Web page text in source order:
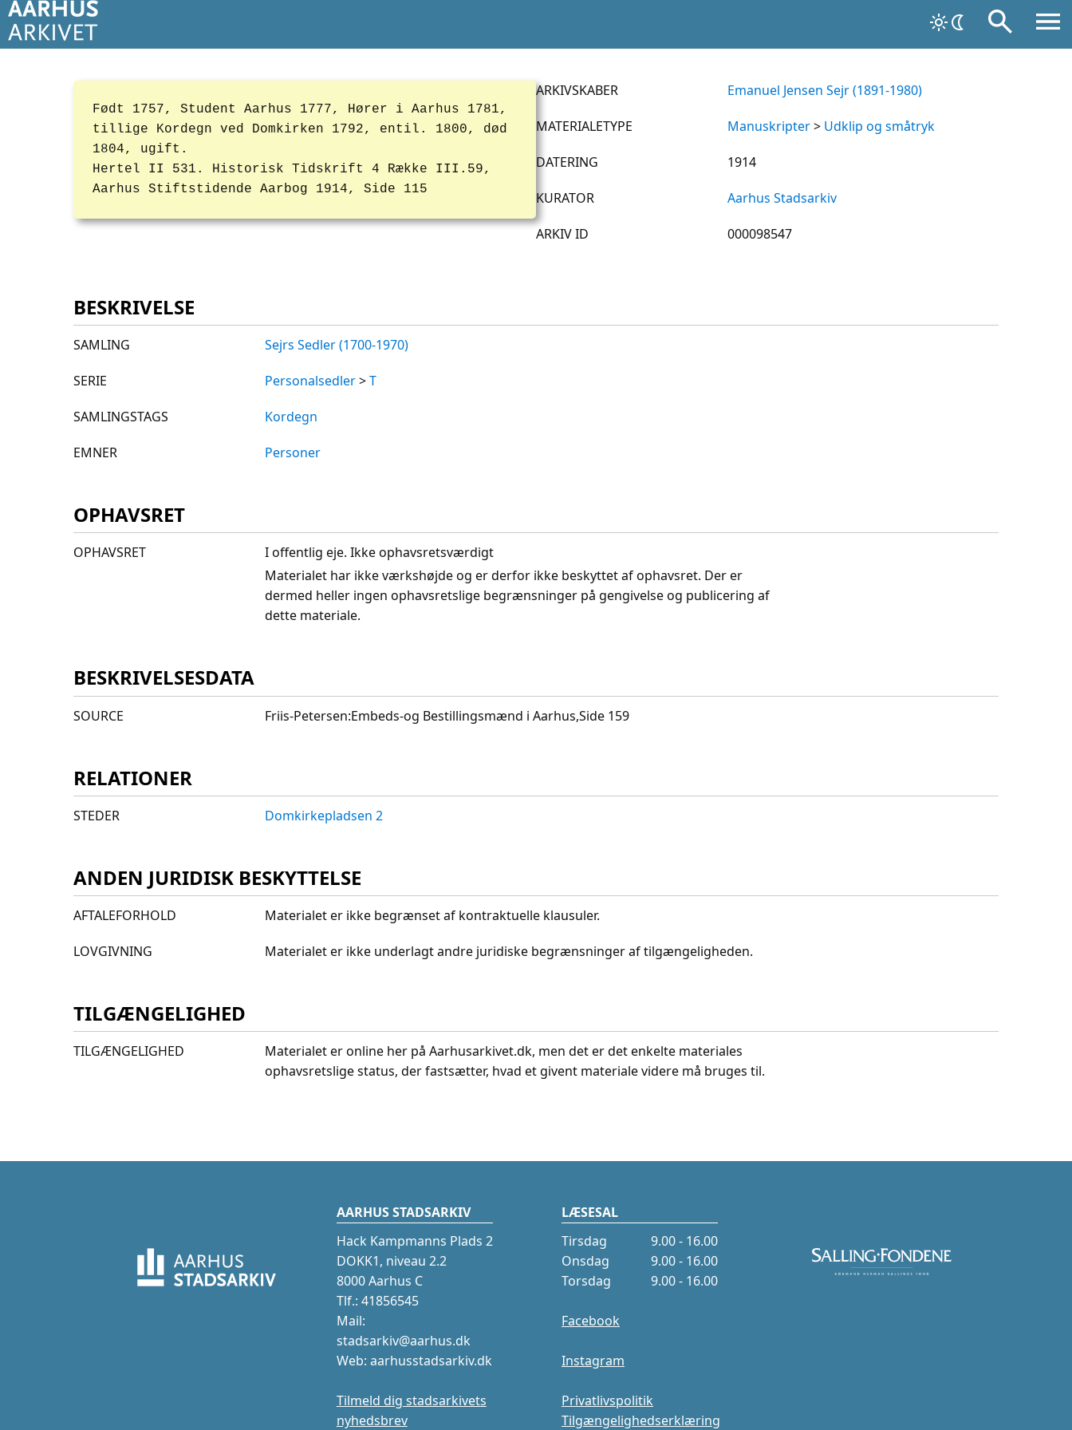
Født 1757, Student Aarhus 1777, Hører i Aarhus 1781,
tillige Kordegn ved Domkirken 1792, entil. 1800, død
1804, ugift.
Hertel II 531. Historisk Tidskrift 4 Række III.59,
Aarhus Stiftstidende Aarbog 1914, Side 115
ARKIVSKABER Emanuel Jensen Sejr (1891-1980)
MATERIALETYPE Manuskripter> Udklip og småtryk
DATERING 1914
KURATOR Aarhus Stadsarkiv
ARKIV ID 000098547
BESKRIVELSE
SAMLING Sejrs Sedler (1700-1970)
SERIE Personalsedler>T
SAMLINGSTAGS Kordegn
EMNER Personer
OPHAVSRET
OPHAVSRET
I offentlig eje. Ikke ophavsretsværdigt
Materialet har ikke værkshøjde og er derfor ikke beskyttet af ophavsret. Der er
dermed heller ingen ophavsretslige begrænsninger på gengivelse og publicering af
dette materiale.
BESKRIVELSESDATA
SOURCE Friis-Petersen:Embeds-og Bestillingsmænd i Aarhus,Side 159
RELATIONER
STEDER Domkirkepladsen 2
ANDEN JURIDISK BESKYTTELSE
AFTALEFORHOLD Materialet er ikke begrænset af kontraktuelle klausuler.
LOVGIVNING Materialet er ikke underlagt andre juridiske begrænsninger af tilgængeligheden.
TILGÆNGELIGHED
TILGÆNGELIGHED
Materialet er online her på Aarhusarkivet.dk, men det er det enkelte materiales
ophavsretslige status, der fastsætter, hvad et givent materiale videre må bruges til.
AARHUS STADSARKIV
Hack Kampmanns Plads 2
DOKK1, niveau 2.2
8000 Aarhus C
Tlf.: 41856545
Mail:
stadsarkiv@aarhus.dk
Web: aarhusstadsarkiv.dk
Tilmeld dig stadsarkivets
nyhedsbrev
LÆSESAL
Tirsdag
9.00 - 16.00
Onsdag
9.00 - 16.00
Torsdag
9.00 - 16.00
Facebook
Instagram
Privatlivspolitik
Tilgængelighedserklæring